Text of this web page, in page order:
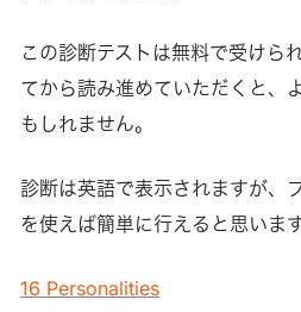
この診断テストは無料で受けら
てから読み進めていただくと、
もしれません。
診断は英語で表示されますが、
を使えば簡単に行えると思います
16 Personalities